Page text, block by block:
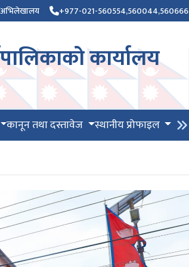
अभिलेखालय +977-021-560554,560044,560666
कार्यालय
कानून तथा दस्तावेज स्थानीय प्रोफाइल